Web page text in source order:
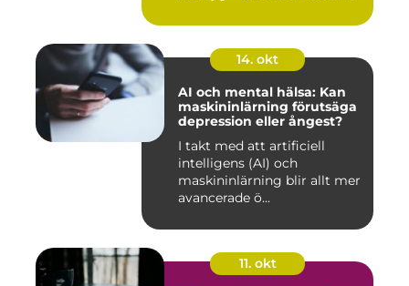
14. okt
AI och mental hälsa: Kan
maskininlärning förutsäga
depression eller ångest?
I takt med att artificiell
intelligens (AI) och
maskininlärning blir allt mer
avancerade ö...
11. okt